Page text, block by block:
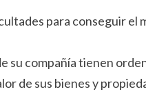
para conseguir el
su compañía tienen
de sus bienes y